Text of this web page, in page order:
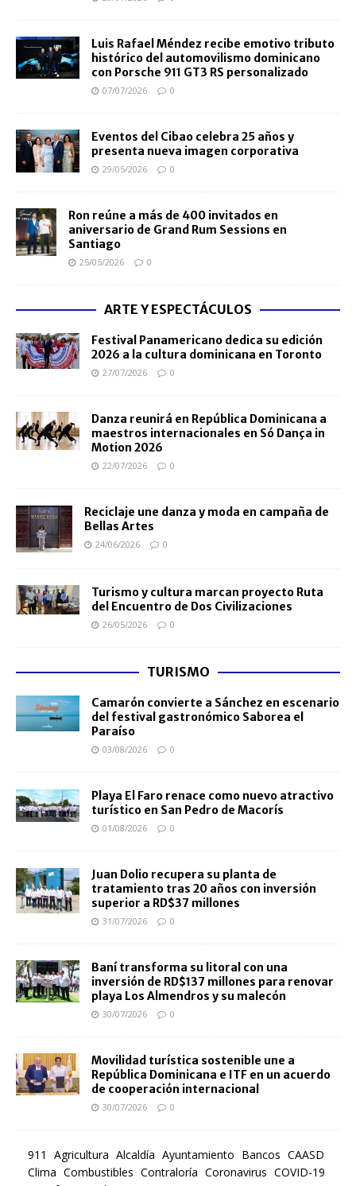
Luis Rafael Méndez recibe emotivo tributo
histórico del automovilismo dominicano
con Porsche 911 GT3 RS personalizado
07/07/2026 0
Eventos del Cibao celebra 25 años y
presenta nueva imagen corporativa
29/05/2026 0
Ron reúne a más de 400 invitados en
aniversario de Grand Rum Sessions en
Santiago
25/05/2026 0
ARTE Y ESPECTÁCULOS
Festival Panamericano dedica su edición
2026 a la cultura dominicana en Toronto
27/07/2026 0
Danza reunirá en República Dominicana a
maestros internacionales en Só Dança in
Motion 2026
22/07/2026 0
Reciclaje une danza y moda en campaña de
Bellas Artes
24/06/2026 0
Turismo y cultura marcan proyecto Ruta
del Encuentro de Dos Civilizaciones
26/05/2026 0
TURISMO
Camarón convierte a Sánchez en escenario
del festival gastronómico Saborea el
Paraíso
03/08/2026 0
Playa El Faro renace como nuevo atractivo
turístico en San Pedro de Macorís
01/08/2026 0
Juan Dolio recupera su planta de
tratamiento tras 20 años con inversión
superior a RD$37 millones
31/07/2026 0
Baní transforma su litoral con una
inversión de RD$137 millones para renovar
playa Los Almendros y su malecón
30/07/2026 0
Movilidad turística sostenible une a
República Dominicana e ITF en un acuerdo
de cooperación internacional
30/07/2026 0
911 Agricultura Alcaldía Ayuntamiento Bancos CAASD
Clima Combustibles Contraloría Coronavirus COVID-19